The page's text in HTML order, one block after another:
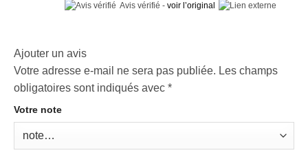
Avis vérifié - voir l’original
Ajouter un avis
Votre adresse e-mail ne sera pas publiée. Les champs
obligatoires sont indiqués avec *
Votre note